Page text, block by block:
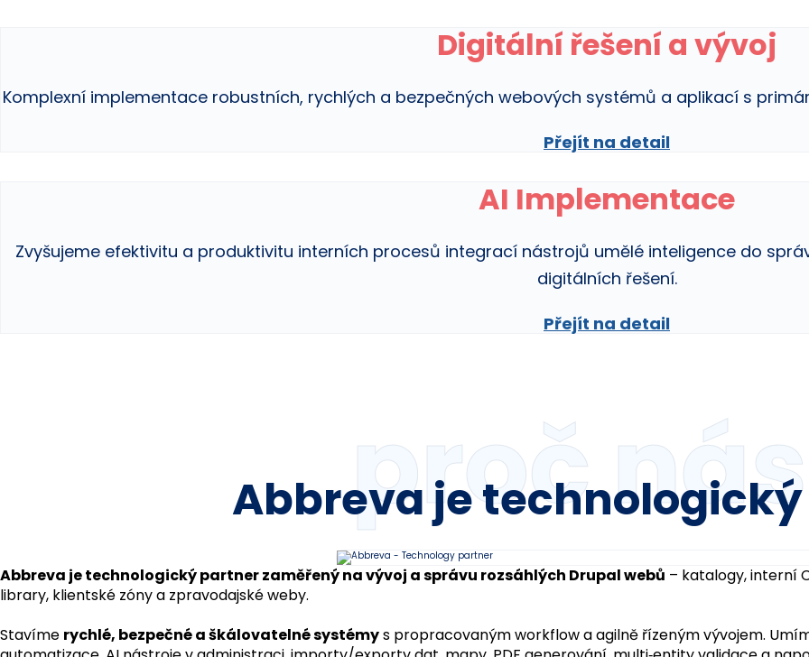
Digitální řešení a vývoj
Komplexní implementace robustních, rychlých a bezpečných webových systémů a aplikací s
Přejít na detail
AI Implementace
Zvyšujeme efektivitu a produktivitu interních procesů integrací nástrojů umělé inteligence do
digitálních řešení.
Přejít na detail
proč
Abbreva je
Abbreva je technologický partner zaměřený na vývoj a správu rozsáhlých Drupal webů – katalogy, interní
library, klientské zóny a zpravodajské weby.
Stavíme rychlé, bezpečné a škálovatelné systémy s propracovaným workflow a agilně řízeným vývojem.